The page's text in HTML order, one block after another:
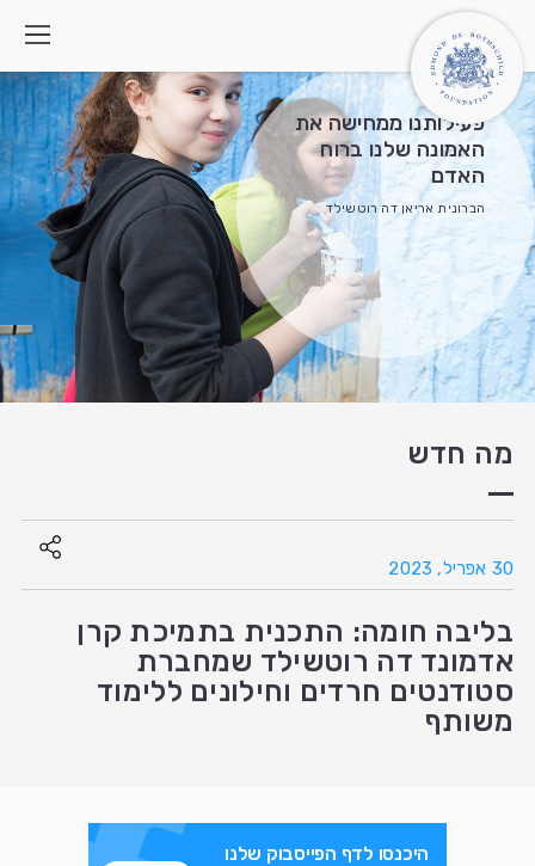
מי אנחנו
איך אנחנו פועלים
מה חדש
צרו קשר
פעילותנו ממחישה את
האמונה שלנו ברוח
האדם
הברונית אריאן דה רוטשילד
מה חדש
30 אפריל, 2023
בליבה חומה: התכנית בתמיכת קרן
אדמונד דה רוטשילד שמחברת
סטודנטים חרדים וחילונים ללימוד
משותף
היכנסו לדף הפייסבוק שלנו